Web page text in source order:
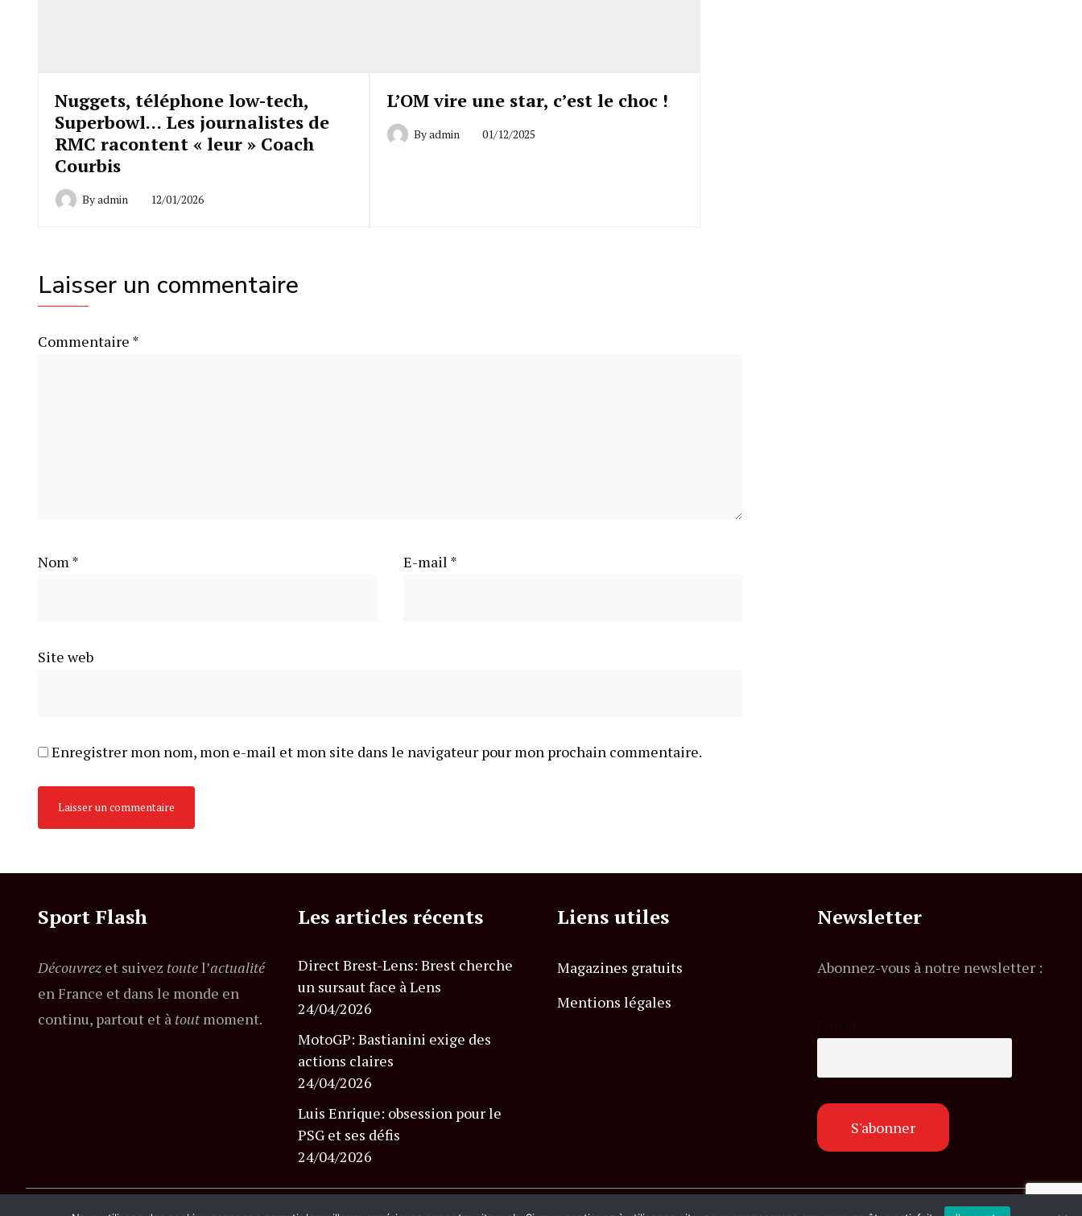
Nuggets, téléphone low-tech,
Superbowl… Les journalistes de
RMC racontent « leur » Coach
Courbis
Byadmin 12/01/2026
L’OM vire une star, c’est le choc !
Byadmin 01/12/2025
Laisser un commentaire
Commentaire *
Nom* E-mail *
Site web
Enregistrer mon nom, mon e-mail et mon site dans le navigateur pour mon prochain commentaire.
Sport Flash
Découvrez et suivez toutel’actualité
en France et dans le monde en
continu, partout et à toutmoment.
Les articles récents
Direct Brest-Lens: Brest cherche
un sursaut face à Lens
24/04/2026
MotoGP: Bastianini exige des
actions claires
24/04/2026
Luis Enrique: obsession pour le
PSG et ses défis
24/04/2026
Liens utiles
Magazines gratuits
Mentions légales
Newsletter
Abonnez-vous à notre newsletter :